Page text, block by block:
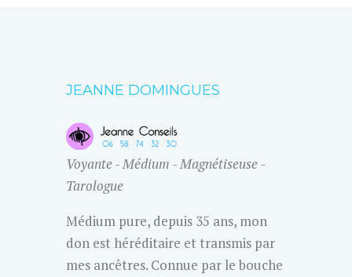
JEANNE DOMINGUES
Voyante - Médium - Magnétiseuse -
Tarologue
Médium pure, depuis 35 ans, mon
don est héréditaire et transmis par
mes ancêtres. Connue par le bouche